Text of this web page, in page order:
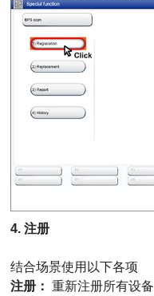
4. 注册
结合场景使用以下各项
注册： 重新注册所有设备